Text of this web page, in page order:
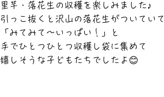
里芋・落花生の収穫を楽しみました♪
引っこ抜くと沢山の落花生がついていて
「みてみて〜いっぱい！」と
手でひとつひとつ収穫し袋に集めて
嬉しそうな子どもたちでしたよ😊